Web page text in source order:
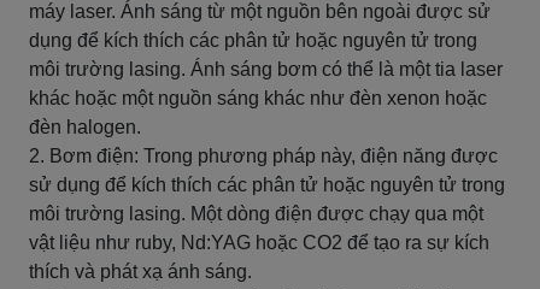
máy laser. Ánh sáng từ một nguồn bên ngoài được sử
dụng để kích thích các phân tử hoặc nguyên tử trong
môi trường lasing. Ánh sáng bơm có thể là một tia laser
khác hoặc một nguồn sáng khác như đèn xenon hoặc
đèn halogen.
2. Bơm điện: Trong phương pháp này, điện năng được
sử dụng để kích thích các phân tử hoặc nguyên tử trong
môi trường lasing. Một dòng điện được chạy qua một
vật liệu như ruby, Nd:YAG hoặc CO2 để tạo ra sự kích
thích và phát xạ ánh sáng.